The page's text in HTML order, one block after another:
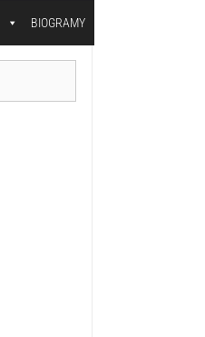
BIOGRAMY